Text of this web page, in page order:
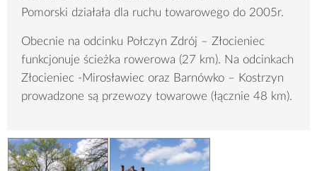
Pomorski działała dla ruchu towarowego do 2005r.
Obecnie na odcinku Połczyn Zdrój – Złocieniec
funkcjonuje ścieżka rowerowa (27 km). Na odcinkach
Złocieniec -Mirosławiec oraz Barnówko – Kostrzyn
prowadzone są przewozy towarowe (łącznie 48 km).